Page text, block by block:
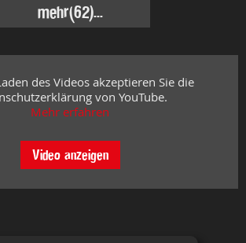
mehr(62)...
des Videos akzeptieren Sie die
von YouTube.
Mehr erfahren
Video anzeigen